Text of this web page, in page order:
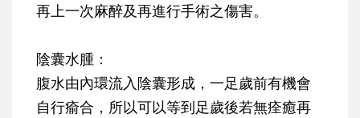
再上一次麻醉及再進行手術之傷害。
陰囊水腫：
腹水由內環流入陰囊形成，一足歲前有機會
自行瘉合，所以可以等到足歲後若無痊癒再